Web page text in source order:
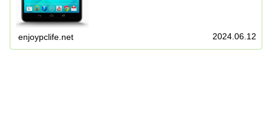
enjoypclife.net 2024.06.12